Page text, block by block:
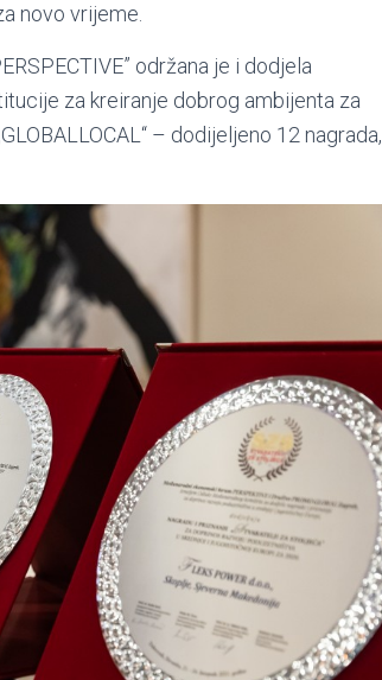
novo vrijeme.
održana je i dodjela
za kreiranje dobrog ambijenta za
– dodijeljeno 12 nagrada,